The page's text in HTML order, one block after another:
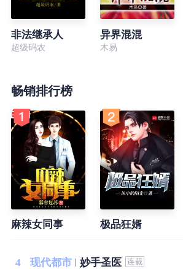
非法继承人
超级码农
异界混混
木易
畅销排行榜
麻辣女同事 极品狂婿
4 现代都市
妙手圣医